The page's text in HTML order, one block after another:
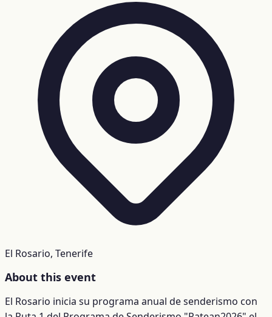
El Rosario, Tenerife
About this event
El Rosario inicia su programa anual de senderismo con